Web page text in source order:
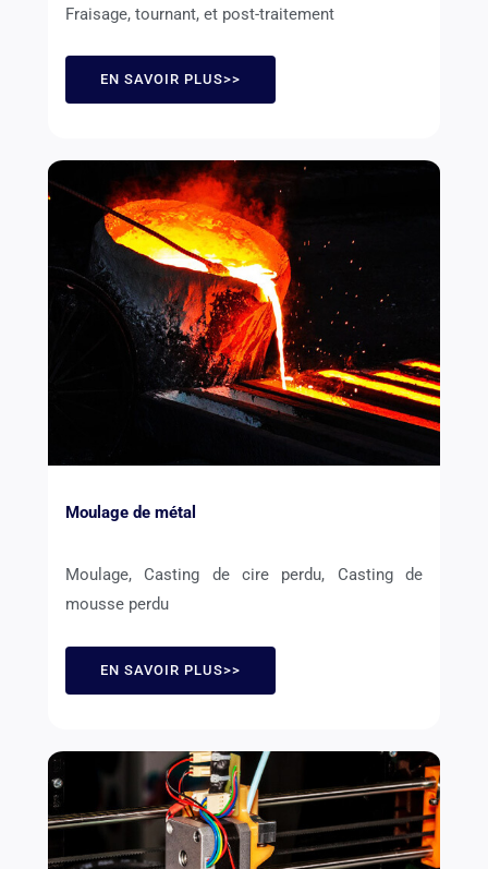
Fraisage, tournant, et post-traitement
EN SAVOIR PLUS>>
Moulage de métal
Moulage, Casting de cire perdu, Casting de
mousse perdu
EN SAVOIR PLUS>>